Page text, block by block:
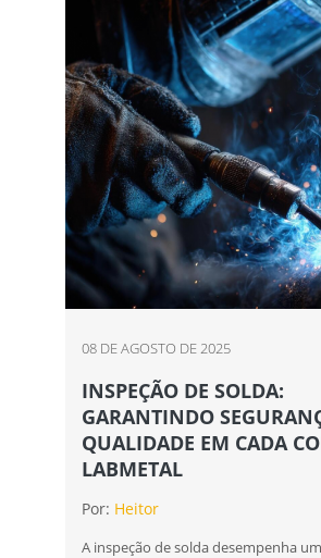
08 DE AGOSTO DE 2025
INSPEÇÃO DE SOLDA:
GARANTINDO
QUALIDADE EM CADA
LABMETAL
Por: Heitor
A inspeção de solda desempenha